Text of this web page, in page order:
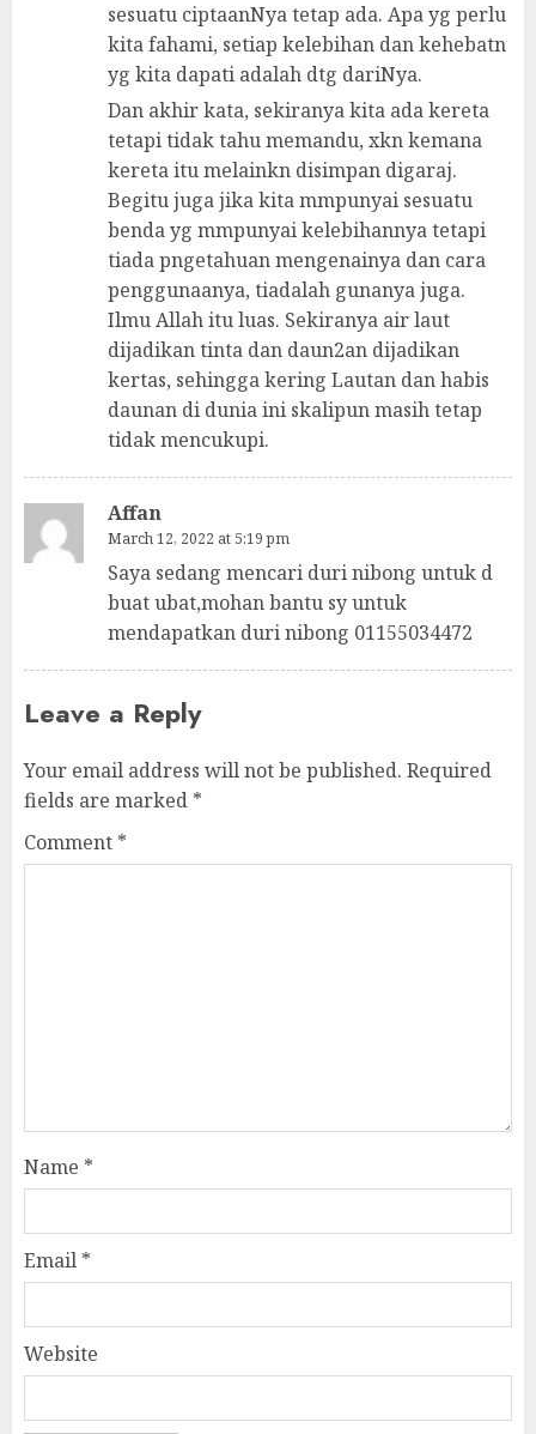
sesuatu ciptaanNya tetap ada. Apa yg perlu
kita fahami, setiap kelebihan dan kehebatn
yg kita dapati adalah dtg dariNya.
Dan akhir kata, sekiranya kita ada kereta
tetapi tidak tahu memandu, xkn kemana
kereta itu melainkn disimpan digaraj.
Begitu juga jika kita mmpunyai sesuatu
benda yg mmpunyai kelebihannya tetapi
tiada pngetahuan mengenainya dan cara
penggunaanya, tiadalah gunanya juga.
Ilmu Allah itu luas. Sekiranya air laut
dijadikan tinta dan daun2an dijadikan
kertas, sehingga kering Lautan dan habis
daunan di dunia ini skalipun masih tetap
tidak mencukupi.
Affan
March 12, 2022 at 5:19 pm
Saya sedang mencari duri nibong untuk d
buat ubat,mohan bantu sy untuk
mendapatkan duri nibong 01155034472
Leave a Reply
Your email address will not be published. Required
fields are marked *
Comment *
Name *
Email *
Website